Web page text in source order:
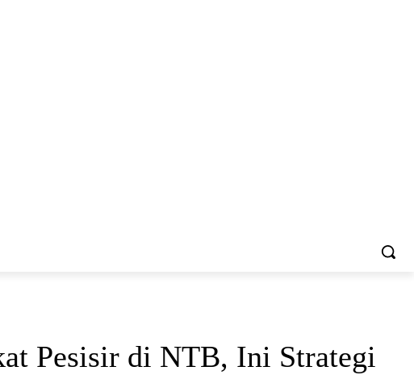
Pesisir di NTB, Ini Strategi